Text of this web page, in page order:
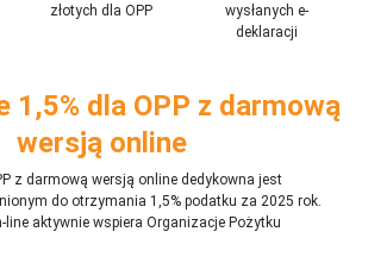
złotych dla OPP
wysłanych e-
deklaracji
1,5% dla OPP z darmową
wersją online
z darmową wersją online dedykowna jest
do otrzymania 1,5% podatku za 2025 rok.
line aktywnie wspiera Organizacje Pożytku